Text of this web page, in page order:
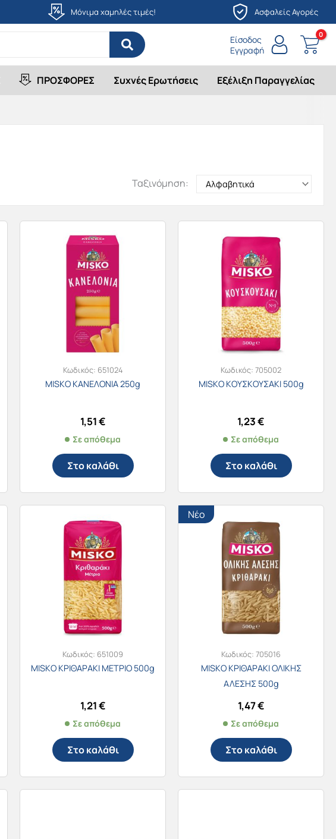
Μόνιμα χαμηλές τιμές! Ασφαλείς Αγορές
Είσοδος
Εγγραφή
ΠΡΟΣΦΟΡΕΣ Συχνές Ερωτήσεις Εξέλιξη Παραγγελίας
Ταξινόμηση:
Κωδικός: 651024
MISKO ΚΑΝΕΛΟΝΙΑ 250g
1,51€
Σε απόθεμα
Στο καλάθι
Κωδικός:705002
MISKO ΚΟΥΣΚΟΥΣΑΚΙ 500g
1,23€
Σε απόθεμα
Στο καλάθι
Κωδικός: 651009
MISKO ΚΡΙΘΑΡΑΚΙ ΜΕΤΡΙΟ 500g
1,21€
Σε απόθεμα
Στο καλάθι
Νέο
Κωδικός:705016
MISKO ΚΡΙΘΑΡΑΚΙ ΟΛΙΚΗΣ
ΑΛΕΣΗΣ 500g
1,47€
Σε απόθεμα
Στο καλάθι